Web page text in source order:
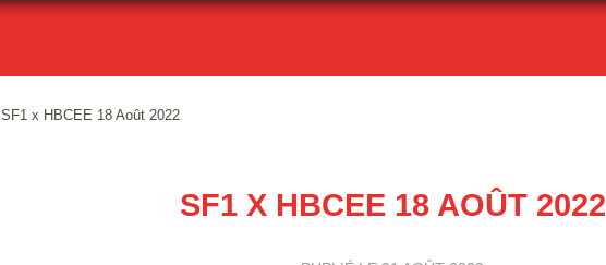
SF1 x HBCEE 18 Août 2022
SF1 X HBCEE 18 AOÛT 2022